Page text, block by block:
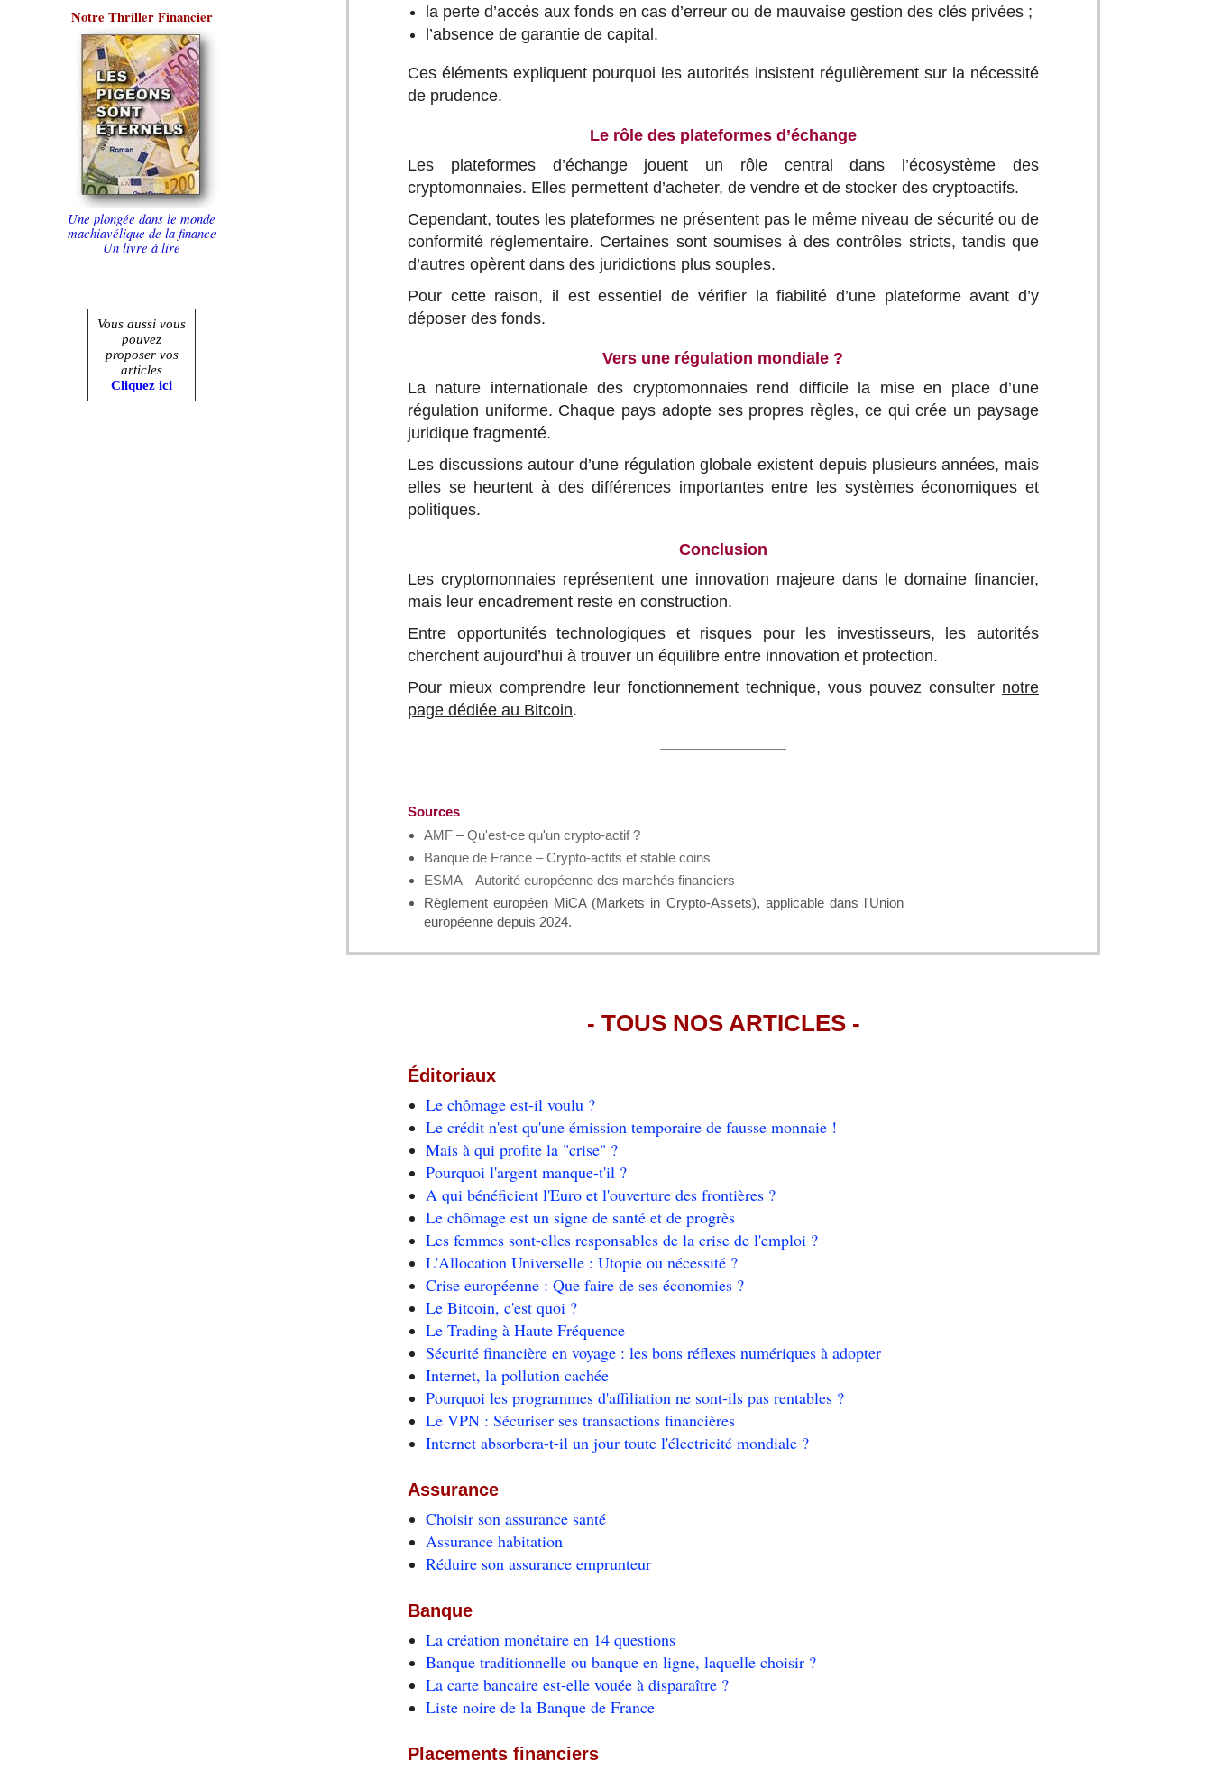
Notre Thriller Financier
Une plongée dans le monde
machiavélique de la finance
Un livre à lire
Vous aussi vous
pouvez
proposer vos
articles
Cliquez ici
la perte d’accès aux fonds en cas d’erreur ou de mauvaise gestion des clés privées ;
l’absence de garantie de capital.
Ces éléments expliquent pourquoi les autorités insistent régulièrement sur la nécessité
de prudence.
Le rôle des plateformes d’échange
Les plateformes d’échange jouent un rôle central dans l’écosystème des
cryptomonnaies. Elles permettent d’acheter, de vendre et de stocker des cryptoactifs.
Cependant, toutes les plateformes ne présentent pas le même niveau de sécurité ou de
conformité réglementaire. Certaines sont soumises à des contrôles stricts, tandis que
d’autres opèrent dans des juridictions plus souples.
Pour cette raison, il est essentiel de vérifier la fiabilité d’une plateforme avant d’y
déposer des fonds.
Vers une régulation mondiale ?
La nature internationale des cryptomonnaies rend difficile la mise en place d’une
régulation uniforme. Chaque pays adopte ses propres règles, ce qui crée un paysage
juridique fragmenté.
Les discussions autour d’une régulation globale existent depuis plusieurs années, mais
elles se heurtent à des différences importantes entre les systèmes économiques et
politiques.
Conclusion
Les cryptomonnaies représentent une innovation majeure dans le domaine financier,
mais leur encadrement reste en construction.
Entre opportunités technologiques et risques pour les investisseurs, les autorités
cherchent aujourd’hui à trouver un équilibre entre innovation et protection.
Pour mieux comprendre leur fonctionnement technique, vous pouvez consulter notre
page dédiée au Bitcoin.
Sources
AMF – Qu'est-ce qu'un crypto-actif ?
Banque de France – Crypto-actifs et stable coins
ESMA – Autorité européenne des marchés financiers
Règlement européen MiCA (Markets in Crypto-Assets), applicable dans l'Union
européenne depuis 2024.
- TOUS NOS ARTICLES -
Éditoriaux
Le chômage est-il voulu ?
Le crédit n'est qu'une émission temporaire de fausse monnaie !
Mais à qui profite la "crise" ?
Pourquoi l'argent manque-t'il ?
A qui bénéficient l'Euro et l'ouverture des frontières ?
Le chômage est un signe de santé et de progrès
Les femmes sont-elles responsables de la crise de l'emploi ?
L'Allocation Universelle : Utopie ou nécessité ?
Crise européenne : Que faire de ses économies ?
Le Bitcoin, c'est quoi ?
Le Trading à Haute Fréquence
Sécurité financière en voyage : les bons réflexes numériques à adopter
Internet, la pollution cachée
Pourquoi les programmes d'affiliation ne sont-ils pas rentables ?
Le VPN : Sécuriser ses transactions financières
Internet absorbera-t-il un jour toute l'électricité mondiale ?
Assurance
Choisir son assurance santé
Assurance habitation
Réduire son assurance emprunteur
Banque
La création monétaire en 14 questions
Banque traditionnelle ou banque en ligne, laquelle choisir ?
La carte bancaire est-elle vouée à disparaître ?
Liste noire de la Banque de France
Placements financiers